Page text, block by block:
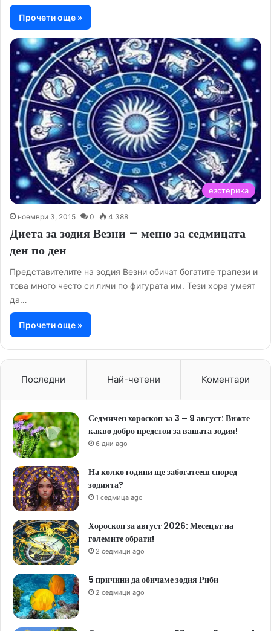
Прочети още »
езотерика
ноември 3, 2015 0 4 388
Диета за зодия Везни – меню за седмицата
ден по ден
Представителите на зодия Везни обичат богатите трапези и
това много често си личи по фигурата им. Тези хора умеят
да…
Прочети още »
Последни Най-четени Коментари
Седмичен хороскоп за 3 – 9 август: Вижте
какво добро предстои за вашата зодия!
6 дни ago
На колко години ще забогатееш според
зодията?
1 седмица ago
Хороскоп за август 2026: Месецът на
големите обрати!
2 седмици ago
5 причини да обичаме зодия Риби
2 седмици ago